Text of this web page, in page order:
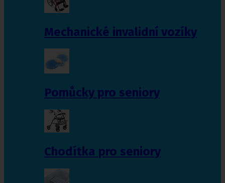
Mechanické invalidní vozíky
Pomůcky pro seniory
Chodítka pro seniory